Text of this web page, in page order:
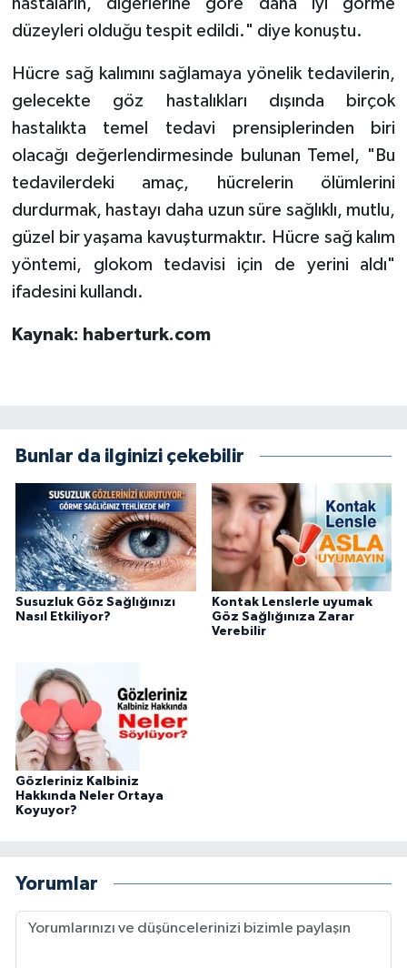
düzeyleri olduğu tespit edildi." diye konuştu.
Hücre sağ kalımını sağlamaya yönelik tedavilerin,
gelecekte göz hastalıkları dışında birçok
hastalıkta temel tedavi prensiplerinden biri
olacağı değerlendirmesinde bulunan Temel, "Bu
tedavilerdeki amaç, hücrelerin ölümlerini
durdurmak, hastayı daha uzun süre sağlıklı, mutlu,
güzel bir yaşama kavuşturmaktır. Hücre sağ kalım
yöntemi, glokom tedavisi için de yerini aldı"
ifadesini kullandı.
Kaynak: haberturk.com
Bunlar da ilginizi çekebilir
Susuzluk Göz Sağlığınızı
Nasıl Etkiliyor?
Kontak Lenslerle uyumak
Göz Sağlığınıza Zarar
Verebilir
Gözleriniz Kalbiniz
Hakkında Neler Ortaya
Koyuyor?
Yorumlar